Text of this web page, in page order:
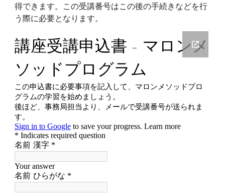
得できます。この受講番号はこの後の手続きなどを行
う際に必要となります。